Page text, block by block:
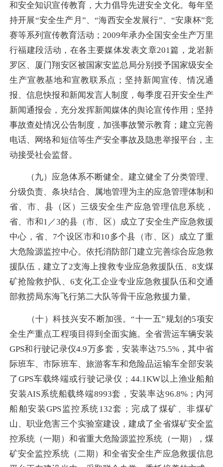
和安全知识宣传教育，大力倡导先进安全文化。每年坚
持开展“安全生产月”、“海西安全发展行”、“安康杯”竞
赛等系列宣传教育活动；2009年承办全国安全生产万里
行福建段活动，在各主要媒体发表文章201篇，龙岩新
罗区、厦门翔安区被国家安监总局分别授予国家级安全
生产宣教基地和宣教联系点；坚持新闻宣传、情况通
报、信息快报和新闻发言人制度，每季度召开安全生产
新闻通报会，充分发挥新闻媒体的舆论宣传作用；坚持
事故查处情况公告制度，加强事故警示教育；建立完善
电话、网络和短信等生产安全事故及隐患举报平台，主
动接受社会监督。
（九）应急体系不断健全。建立健全了分类管理、
分级负责、条块结合、属地管理为主的应急管理体制和
省、市、县（区）三级安全生产应急管理信息系统，
省、市和1／3的县（市、区）成立了安全生产应急救援
中心，省、7个设区市和10多个县（市、区）成立了重
大危险源监控中心。依托消防部门建立完善综合应急救
援队伍，建立了2支海上搜救专业应急救援队伍、8支煤
矿抢险救护队、6支化工企业专业应急救援队伍和交通
部救捞局东海飞行第二大队等骨干应急救援力量。
（十）科技兴安不断加强。“十一五”规划的5项安
全生产重点工程项目得到全面实施。全省营运车辆安装
GPS和行驶记录仪4.9万多套，安装率达75.5%，其中省
际班车、市际班车、旅游客车和危险品运输车全部安装
了GPS车载终端或行驶记录仪；44.1KW以上渔业船舶
安装AIS系统船载终端8993套，安装率达96.8%；内河
船舶安装GPS监控系统132套；完成了煤矿、非煤矿
山、职业危害三个实验室建设，建成了全省煤矿安全监
控系统（一期）和省重大危险源监控系统（一期），煤
矿安全监控系统（二期）和全省安全生产应急救援信息